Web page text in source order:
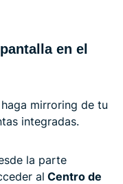
en el
mirroring de tu
integradas.
la parte
al Centro de